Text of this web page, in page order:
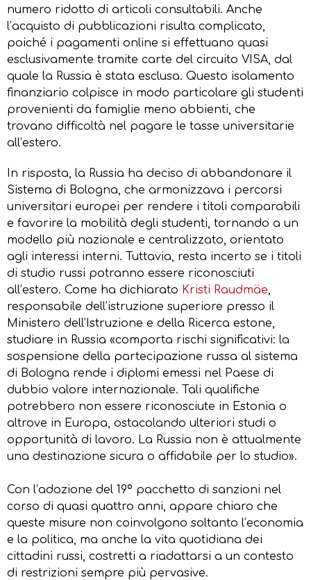
numero ridotto di articoli consultabili. Anche
l’acquisto di pubblicazioni risulta complicato,
poiché i pagamenti online si effettuano quasi
esclusivamente tramite carte del circuito VISA, dal
quale la Russia è stata esclusa. Questo isolamento
finanziario colpisce in modo particolare gli studenti
provenienti da famiglie meno abbienti, che
trovano difficoltà nel pagare le tasse universitarie
all’estero.
In risposta, la Russia ha deciso di abbandonare il
Sistema di Bologna, che armonizzava i percorsi
universitari europei per rendere i titoli comparabili
e favorire la mobilità degli studenti, tornando a un
modello più nazionale e centralizzato, orientato
agli interessi interni. Tuttavia, resta incerto se i titoli
di studio russi potranno essere riconosciuti
all’estero. Come ha dichiarato Kristi Raudmäe
responsabile dell’istruzione superiore presso il
Ministero dell’Istruzione e della Ricerca estone,
studiare in Russia «comporta rischi significativi: la
sospensione della partecipazione russa al sistema
di Bologna rende i diplomi emessi nel Paese di
dubbio valore internazionale. Tali qualifiche
potrebbero non essere riconosciute in Estonia o
altrove in Europa, ostacolando ulteriori studi o
opportunità di lavoro. La Russia non è attualmente
una destinazione sicura o affidabile per lo studio».
Con l’adozione del 19º pacchetto di sanzioni nel
corso di quasi quattro anni, appare chiaro che
queste misure non coinvolgono soltanto l’economia
e la politica, ma anche la vita quotidiana dei
cittadini russi, costretti a riadattarsi a un contesto
di restrizioni sempre più pervasive.